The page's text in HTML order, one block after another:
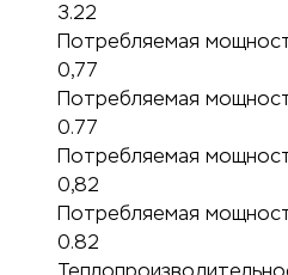
3.22
Потребляемая
0,77
Потребляемая
0.77
Потребляемая
0,82
Потребляемая
0.82